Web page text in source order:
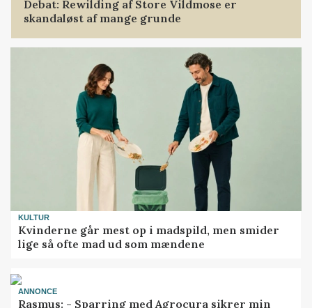
Debat: Rewilding af Store Vildmose er
skandaløst af mange grunde
KULTUR
Kvinderne går mest op i madspild, men smider
lige så ofte mad ud som mændene
ANNONCE
Rasmus: - Sparring med Agrocura sikrer min